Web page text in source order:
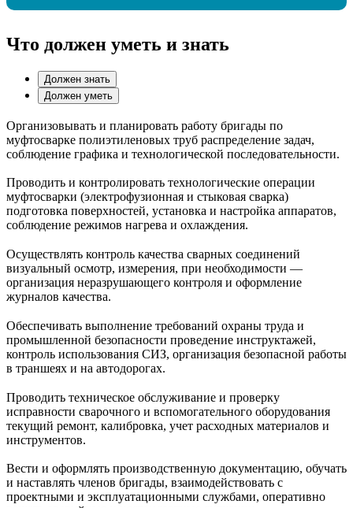
Что должен уметь и знать
Должен знать
Должен уметь
Организовывать и планировать работу бригады по
муфтосварке полиэтиленовых труб распределение задач,
соблюдение графика и технологической последовательности.
Проводить и контролировать технологические операции
муфтосварки (электрофузионная и стыковая сварка)
подготовка поверхностей, установка и настройка аппаратов,
соблюдение режимов нагрева и охлаждения.
Осуществлять контроль качества сварных соединений
визуальный осмотр, измерения, при необходимости —
организация неразрушающего контроля и оформление
журналов качества.
Обеспечивать выполнение требований охраны труда и
промышленной безопасности проведение инструктажей,
контроль использования СИЗ, организация безопасной работы
в траншеях и на автодорогах.
Проводить техническое обслуживание и проверку
исправности сварочного и вспомогательного оборудования
текущий ремонт, калибровка, учет расходных материалов и
инструментов.
Вести и оформлять производственную документацию, обучать
и наставлять членов бригады, взаимодействовать с
проектными и эксплуатационными службами, оперативно